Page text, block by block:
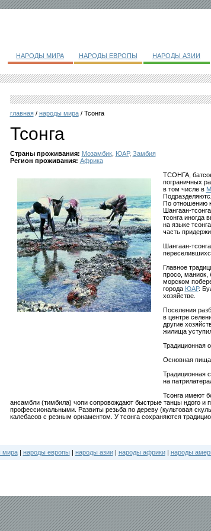
НАРОДЫ МИРА НАРОДЫ ЕВРОПЫ НАРОДЫ АЗИИ
главная/ народы мира/ Тсонга
Тсонга
Страны проживания: Мозамбик, ЮАР, Замбия
Регион проживания: Африка
ТСОНГА,
пограничных
в том числе в
По отношению
Шангаан-
тсонга иногда
на языке
часть
Шангаан-
Главное
просо, маниок,
морском
города ЮАР.
хозяйстве.
Поселения
в центре
другие
жилища
Традиционная
Основная
Традиционная
на
Тсонга имеют
ансамбли (тимбила) чопи сопровождают быстрые танцы ндого и
профессиональными. Развиты резьба по дереву (культовая
калебасов с резным орнаментом. У тсонга сохраняются
мира| народы европы | народы азии| народы африки| народы